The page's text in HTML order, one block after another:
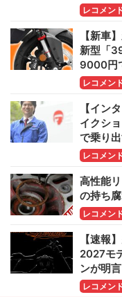
レコメン
【新車
新型「
9000円
レコメン
【イン
イクシ
で乗り
レコメン
高性能
の持ち
レコメン
【速報
2027モ
ンが明言
レコメン